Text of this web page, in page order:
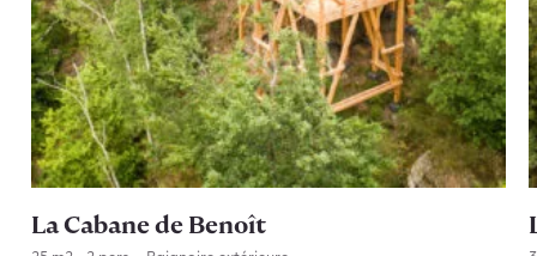
La Cabane de Benoît